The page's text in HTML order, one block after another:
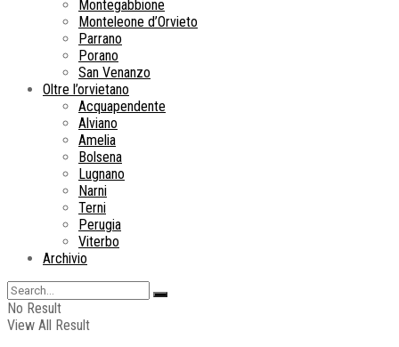
Montegabbione
Monteleone d’Orvieto
Parrano
Porano
San Venanzo
Oltre l’orvietano
Acquapendente
Alviano
Amelia
Bolsena
Lugnano
Narni
Terni
Perugia
Viterbo
Archivio
No Result
View All Result